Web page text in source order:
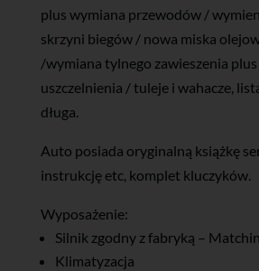
plus wymiana przewodów /
skrzyni biegów / nowa miska
/wymiana tylnego zawieszenia
uszczelnienia / tuleje i wahacze,
długa.
Auto posiada oryginalną książkę
instrukcję etc, komplet kluczyków.
Wyposażenie:
Silnik zgodny z fabryką –
Klimatyzacja